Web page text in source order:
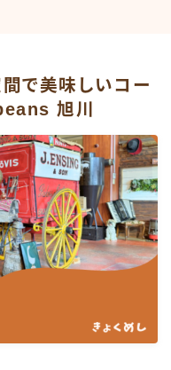
間で美味しいコー
旭川